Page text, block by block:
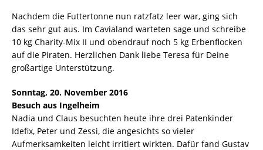
Nachdem die Futtertonne nun ratzfatz leer war, ging sich
das sehr gut aus. Im Cavialand warteten sage und schreibe
10 kg Charity-Mix II und obendrauf noch 5 kg Erbenflocken
auf die Piraten. Herzlichen Dank liebe Teresa für Deine
großartige Unterstützung.
Sonntag, 20. November 2016
Besuch aus Ingelheim
Nadia und Claus besuchten heute ihre drei Patenkinder
Idefix, Peter und Zessi, die angesichts so vieler
Aufmerksamkeiten leicht irritiert wirkten. Dafür fand Gustav